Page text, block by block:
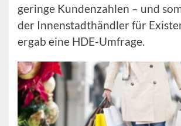
geringe Kundenzahlen – und
der Innenstadthändler für
ergab eine HDE-Umfrage.